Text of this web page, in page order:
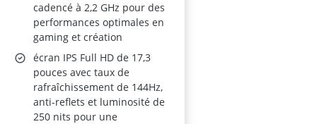
cadencé à 2,2 GHz pour des
performances optimales en
gaming et création
écran IPS Full HD de 17,3
pouces avec taux de
rafraîchissement de 144Hz,
anti-reflets et luminosité de
250 nits pour une